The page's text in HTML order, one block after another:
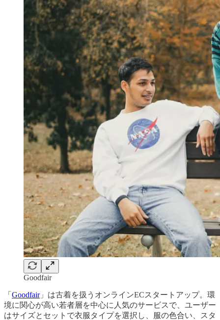
Goodfair
「 Goodfair」は古着を扱うオンラインECスタートアップ。環
境に関心が高い若者層を中心に人気のサービスで、ユーザー
はサイズとセットで衣服タイプを選択し、服の色合い、スタ